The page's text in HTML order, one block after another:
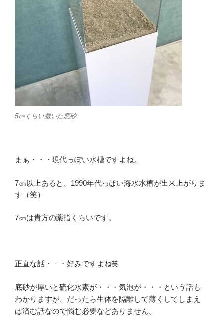
5㎝くらい敷いた底砂
まぁ・・・現代っぽい水槽ですよね。
7㎝以上あると、1990年代っぽい海水水槽が出来上がりま
す（笑）
7㎝は貴方の薬指くらいです。
正直な話・・・好みですよね笑
底砂が厚いと硫化水素が・・・気泡が・・・という話も
わかりますが、だったら生体を隔離して薄くしてしまえ
ば済む話なので悩む必要などありません。